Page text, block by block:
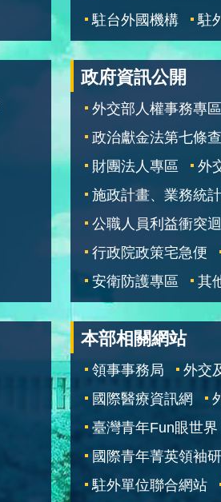
駐台外國機構
駐
政府資訊公開
外交部人權事務專區
政治獻金法第七條
財團法人專區
外
施政計畫、業務統
公職人員利益衝突
行政院政策宅急便
安衛防護專區
其
本部相關網站
領事事務局 外交
國際醫療資訊網
臺灣青年Fun眼世界
國際青年菁英領袖
駐外單位聯合網站